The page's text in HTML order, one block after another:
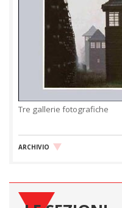
Tre gallerie fotografiche
ARCHIVIO